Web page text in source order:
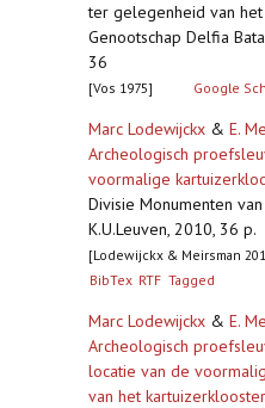
ter gelegenheid van
Genootschap Delfia
36
[Vos 1975] Google
Marc Lodewijckx & E.
Archeologisch
voormalige
Divisie Monumenten
K.U.Leuven, 2010, 36 p.
[Lodewijckx & Meirsman
BibTex RTF Tagged
Marc Lodewijckx & E.
Archeologisch
locatie van de
van het